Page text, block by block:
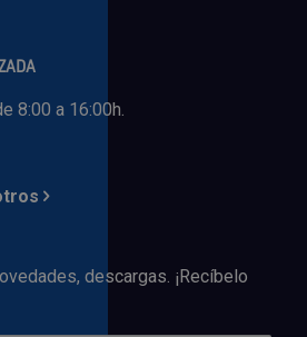
8:00 a 16:00h.
descargas. ¡Recíbelo
para maquinaria